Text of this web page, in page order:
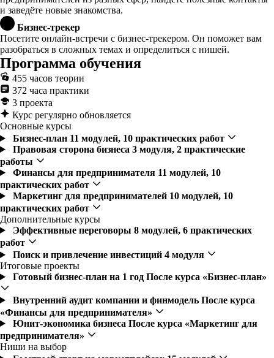
и заведёте новые знакомства.
Бизнес-трекер
Посетите онлайн-встречи с бизнес-трекером. Он поможет вам
разобраться в сложных темах и определиться с нишей.
Программа обучения
455 часов теории
372 часа практики
3 проекта
Курс регулярно обновляется
Основные курсы
Бизнес-план 11 модулей, 10 практических работ
Правовая сторона бизнеса 3 модуля, 2 практические
работы
Финансы для предпринимателя 11 модулей, 10
практических работ
Маркетинг для предпринимателей 10 модулей, 10
практических работ
Дополнительные курсы
Эффективные переговоры 8 модулей, 6 практических
работ
Поиск и привлечение инвестиций 4 модуля
Итоговые проекты
Готовый бизнес-план на 1 год После курса «Бизнес-план»
Внутренний аудит компании и финмодель После курса
«Финансы для предпринимателя»
Юнит-экономика бизнеса После курса «Маркетинг для
предпринимателя»
Ниши на выбор